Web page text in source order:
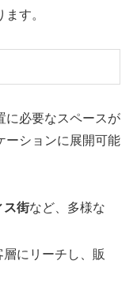
す。
に必要なスペースが
ーションに展開可能
ス街など、多様な
にリーチし、販